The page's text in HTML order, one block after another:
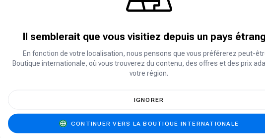
Football Dream est un jeu de simulation et de
Recrutez des joueurs, élaborez des tactiques,
de renom. Avec un gameplay réaliste, une
fans de football et aux joueurs.
Rechargez votre compte avec de la monnaie
premium et accélérer votre progression.
Les Points Football Dream sont la monnaie du
jeu Football Dream.
Il semblerait que vous visitiez depuis un pays
En fonction de votre localisation, nous pensons que vous préférerez peut-
Boutique internationale, où vous trouverez du contenu, des offres et des prix
votre région.
IGNORER
CONTINUER VERS LA BOUTIQUE INTERNATIONALE